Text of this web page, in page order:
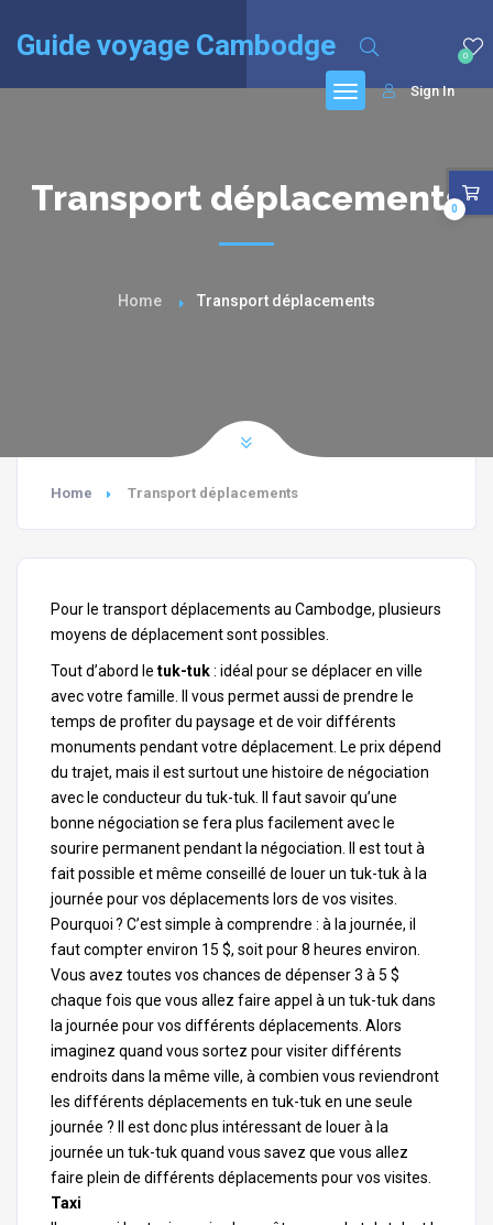
Guide voyage Cambodge 0
Sign In
Transport déplacements
Home Transport déplacements
Home Transport déplacements
Pour le transport déplacements au Cambodge, plusieurs
moyens de déplacement sont possibles.
Tout d’abord le tuk-tuk: idéal pour se déplacer en ville
avec votre famille. Il vous permet aussi de prendre le
temps de profiter du paysage et de voir différents
monuments pendant votre déplacement. Le prix dépend
du trajet, mais il est surtout une histoire de négociation
avec le conducteur du tuk-tuk. Il faut savoir qu’une
bonne négociation se fera plus facilement avec le
sourire permanent pendant la négociation. Il est tout à
fait possible et même conseillé de louer un tuk-tuk à la
journée pour vos déplacements lors de vos visites.
Pourquoi ? C’est simple à comprendre : à la journée, il
faut compter environ 15 $, soit pour 8 heures environ.
Vous avez toutes vos chances de dépenser 3 à 5 $
chaque fois que vous allez faire appel à un tuk-tuk dans
la journée pour vos différents déplacements. Alors
imaginez quand vous sortez pour visiter différents
endroits dans la même ville, à combien vous reviendront
les différents déplacements en tuk-tuk en une seule
journée ? Il est donc plus intéressant de louer à la
journée un tuk-tuk quand vous savez que vous allez
faire plein de différents déplacements pour vos visites.
Taxi
0